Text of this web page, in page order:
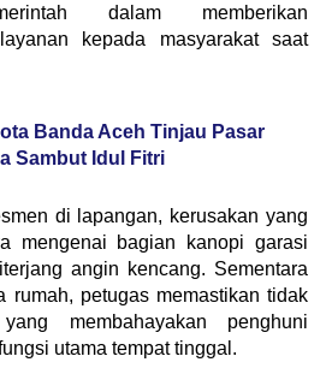
dalam memberikan
kepada masyarakat saat
Banda Aceh Tinjau Pasar
Sambut Idul Fitri
di lapangan, kerusakan yang
mengenai bagian kanopi garasi
angin kencang. Sementara
rumah, petugas memastikan tidak
membahayakan penghuni
utama tempat tinggal.